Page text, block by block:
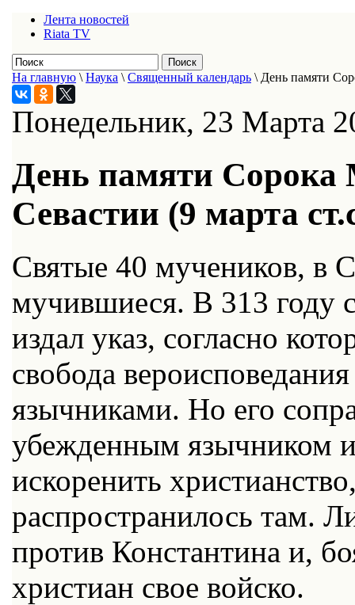
Лента новостей
Riata TV
На главную \ Наука \ Священный календарь \ День памяти
Понедельник, 23 Марта
День памяти Сорока
Севастии (9 марта
Святые 40 мучеников, в
мучившиеся. В 313 году
издал указ, согласно
свобода
язычниками. Но его
убежденным язычником
искоренить
распространилось там.
против Константина и,
христиан свое войско.